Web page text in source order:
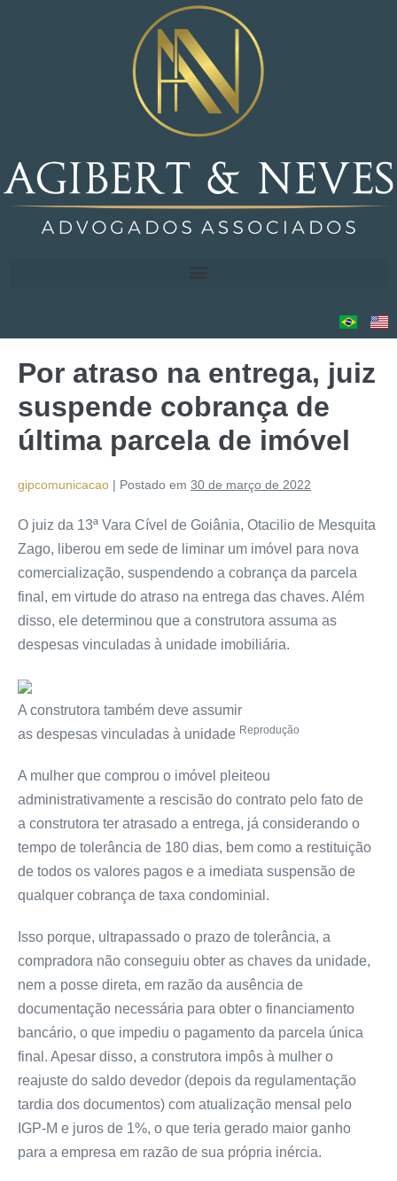
Por atraso na entrega, juiz
suspende cobrança de
última parcela de imóvel
gipcomunicacao | Postado em 30 de março de 2022
O juiz da 13ª Vara Cível de Goiânia, Otacilio de Mesquita
Zago, liberou em sede de liminar um imóvel para nova
comercialização, suspendendo a cobrança da parcela
final, em virtude do atraso na entrega das chaves. Além
disso, ele determinou que a construtora assuma as
despesas vinculadas à unidade imobiliária.
A construtora também deve assumir
as despesas vinculadas à unidade Reprodução
A mulher que comprou o imóvel pleiteou
administrativamente a rescisão do contrato pelo fato de
a construtora ter atrasado a entrega, já considerando o
tempo de tolerância de 180 dias, bem como a restituição
de todos os valores pagos e a imediata suspensão de
qualquer cobrança de taxa condominial.
Isso porque, ultrapassado o prazo de tolerância, a
compradora não conseguiu obter as chaves da unidade,
nem a posse direta, em razão da ausência de
documentação necessária para obter o financiamento
bancário, o que impediu o pagamento da parcela única
final. Apesar disso, a construtora impôs à mulher o
reajuste do saldo devedor (depois da regulamentação
tardia dos documentos) com atualização mensal pelo
IGP-M e juros de 1%, o que teria gerado maior ganho
para a empresa em razão de sua própria inércia.